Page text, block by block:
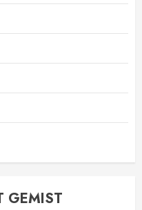
GEMIST